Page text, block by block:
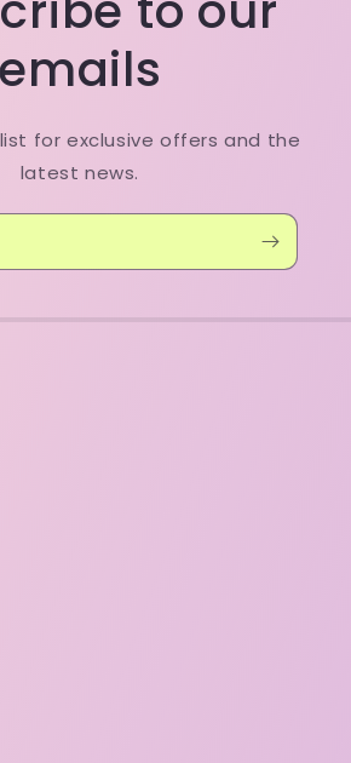
emails
for exclusive offers and the
latest news.